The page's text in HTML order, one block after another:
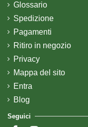
Glossario
Spedizione
Pagamenti
Ritiro in negozio
Privacy
Mappa del sito
Entra
Blog
Seguici